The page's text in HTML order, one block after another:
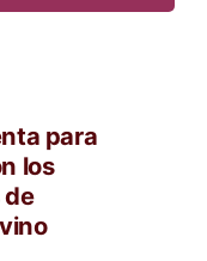
para
los